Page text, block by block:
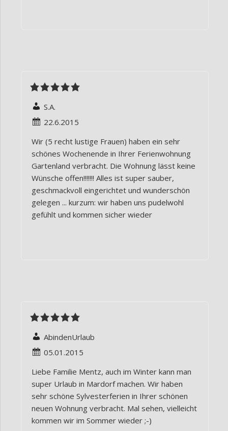
S.A.
22.6.2015
Wir (5 recht lustige Frauen) haben ein sehr
schönes Wochenende in Ihrer Ferienwohnung
Gartenland verbracht. Die Wohnung lässt keine
Wünsche offen!!!!!!! Alles ist super sauber,
geschmackvoll eingerichtet und wunderschön
gelegen ... kurzum: wir haben uns pudelwohl
gefühlt und kommen sicher wieder
AbindenUrlaub
05.01.2015
Liebe Familie Mentz, auch im Winter kann man
super Urlaub in Mardorf machen. Wir haben
sehr schöne Sylvesterferien in Ihrer schönen
neuen Wohnung verbracht. Mal sehen, vielleicht
kommen wir im Sommer wieder ;-)